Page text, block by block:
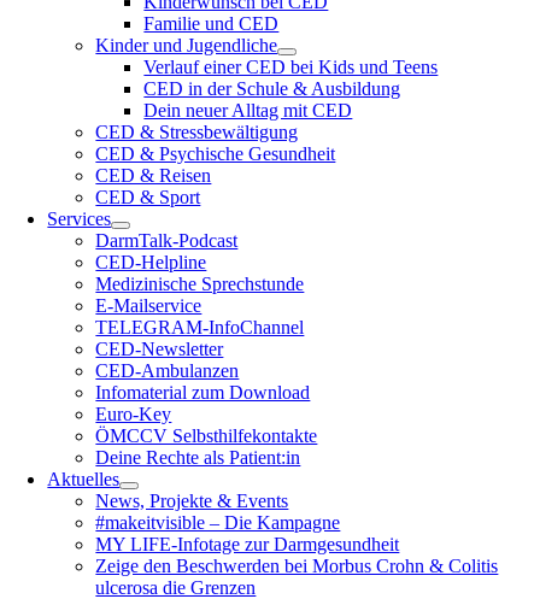
Familie und CED
Kinder und Jugendliche
Verlauf einer CED bei Kids und Teens
CED in der Schule & Ausbildung
Dein neuer Alltag mit CED
CED & Stressbewältigung
CED & Psychische Gesundheit
CED & Reisen
CED & Sport
Services
DarmTalk-Podcast
CED-Helpline
Medizinische Sprechstunde
E-Mailservice
TELEGRAM-InfoChannel
CED-Newsletter
CED-Ambulanzen
Infomaterial zum Download
Euro-Key
ÖMCCV Selbsthilfekontakte
Deine Rechte als Patient:in
Aktuelles
News, Projekte & Events
#makeitvisible – Die Kampagne
MY LIFE-Infotage zur Darmgesundheit
Zeige den Beschwerden bei Morbus Crohn & Colitis
ulcerosa die Grenzen